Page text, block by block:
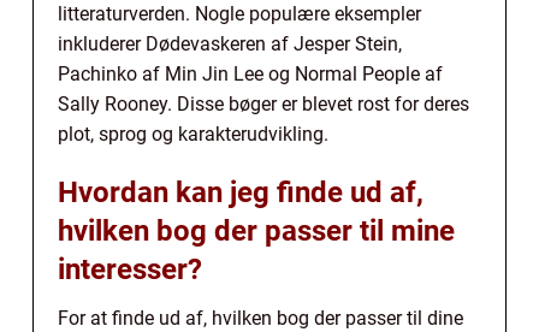
litteraturverden. Nogle populære eksempler
inkluderer Dødevaskeren af Jesper Stein,
Pachinko af Min Jin Lee og Normal People af
Sally Rooney. Disse bøger er blevet rost for deres
plot, sprog og karakterudvikling.
Hvordan kan jeg finde ud af,
hvilken bog der passer til mine
interesser?
For at finde ud af, hvilken bog der passer til dine